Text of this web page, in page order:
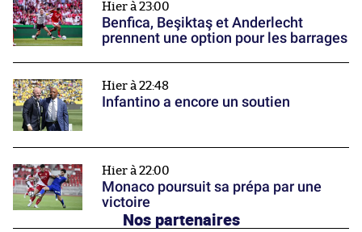
Hier à 23:00
Benfica, Beşiktaş et Anderlecht
prennent une option pour les barrages
Hier à 22:48
Infantino a encore un soutien
Hier à 22:00
Monaco poursuit sa prépa par une
victoire
Nos partenaires